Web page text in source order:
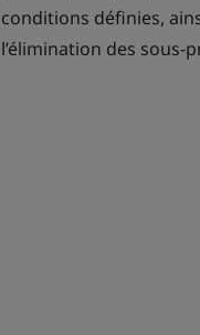
conditions définies,
l’élimination des sous-